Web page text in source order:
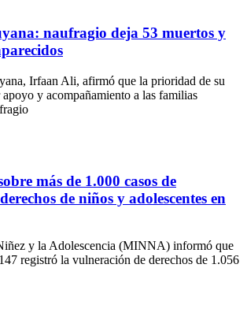
naufragio deja 53 muertos y
Irfaan Ali, afirmó que la prioridad de su
y acompañamiento a las familias
más de 1.000 casos de
de niños y adolescentes en
y la Adolescencia (MINNA) informó que
registró la vulneración de derechos de 1.056